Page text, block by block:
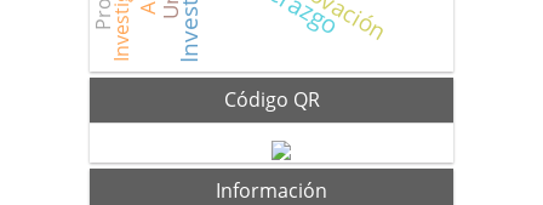
Código QR
Información